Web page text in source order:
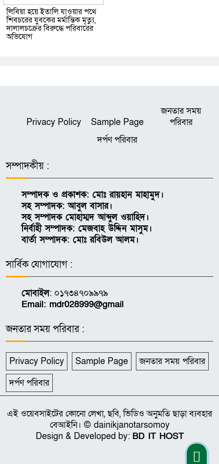
লিবিয়া হয়ে ইতালি যাওয়ার পথে
শিবচরের যুবকের মর্মান্তিক মৃত্যু,
দালালচক্রের বিরুদ্ধে পরিবারের
অভিযোগ
Privacy Policy Sample Page
জনতার সময়
পরিবার
দর্পণ পরিবার
সম্পাদকীয় :
সম্পাদক ও প্রকাশক: মোঃ রায়হান মাহামুদ।
সহ সম্পাদক: আবুল বাসার।
সহ সম্পাদক মোহাম্মদ আব্দুল ওয়াহিদ।
নির্বাহী সম্পাদক: মেজবাহ উদ্দিন মাসুম।
বার্তা সম্পাদক: মোঃ রবিউল আলম।
সার্বিক যোগাযোগ :
মোবাইল: ০১৭৩৪৭০৯৯৭৯
Email: mdr028999@gmail
জনতার সময় পরিবার :
Privacy Policy Sample Page
জনতার সময় পরিবার
দর্পণ পরিবার
এই ওয়েবসাইটের কোনো লেখা, ছবি, ভিডিও অনুমতি ছাড়া ব্যবহার
বেআইনি। © dainikjanotarsomoy
Design & Developed by: BD IT HOST